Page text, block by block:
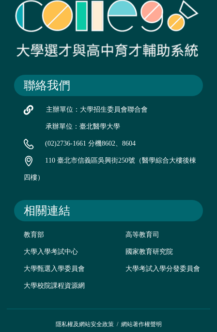
聯絡我們
主辦單位：大學招生委員會聯合會
承辦單位：臺北醫學大學
(02)2736-1661 分機8602、8604
110 臺北市信義區吳興街250號（醫學綜合大樓後棟
四樓）
相關連結
教育部 高等教育司
大學入學考試中心 國家教育研究院
大學甄選入學委員會 大學考試入學分發委員會
大學校院課程資源網
隱私權及網站安全政策/ 網站著作權聲明